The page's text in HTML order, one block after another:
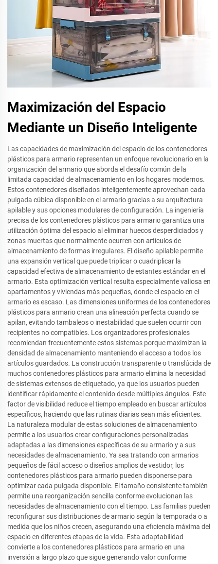
Maximización del Espacio
Mediante un Diseño Inteligente
Las capacidades de maximización del espacio de los contenedores
plásticos para armario representan un enfoque revolucionario en la
organización del armario que aborda el desafío común de la
limitada capacidad de almacenamiento en los hogares modernos.
Estos contenedores diseñados inteligentemente aprovechan cada
pulgada cúbica disponible en el armario gracias a su arquitectura
apilable y sus opciones modulares de configuración. La ingeniería
precisa de los contenedores plásticos para armario garantiza una
utilización óptima del espacio al eliminar huecos desperdiciados y
zonas muertas que normalmente ocurren con artículos de
almacenamiento de formas irregulares. El diseño apilable permite
una expansión vertical que puede triplicar o cuadriplicar la
capacidad efectiva de almacenamiento de estantes estándar en el
armario. Esta optimización vertical resulta especialmente valiosa en
apartamentos y viviendas más pequeñas, donde el espacio en el
armario es escaso. Las dimensiones uniformes de los contenedores
plásticos para armario crean una alineación perfecta cuando se
apilan, evitando tambaleos o inestabilidad que suelen ocurrir con
recipientes no compatibles. Los organizadores profesionales
recomiendan frecuentemente estos sistemas porque maximizan la
densidad de almacenamiento manteniendo el acceso a todos los
artículos guardados. La construcción transparente o translúcida de
muchos contenedores plásticos para armario elimina la necesidad
de sistemas extensos de etiquetado, ya que los usuarios pueden
identificar rápidamente el contenido desde múltiples ángulos. Este
factor de visibilidad reduce el tiempo empleado en buscar artículos
específicos, haciendo que las rutinas diarias sean más eficientes.
La naturaleza modular de estas soluciones de almacenamiento
permite a los usuarios crear configuraciones personalizadas
adaptadas a las dimensiones específicas de su armario y a sus
necesidades de almacenamiento. Ya sea tratando con armarios
pequeños de fácil acceso o diseños amplios de vestidor, los
contenedores plásticos para armario pueden disponerse para
optimizar cada pulgada disponible. El tamaño consistente también
permite una reorganización sencilla conforme evolucionan las
necesidades de almacenamiento con el tiempo. Las familias pueden
reconfigurar sus distribuciones de armario según la temporada o a
medida que los niños crecen, asegurando una eficiencia máxima del
espacio en diferentes etapas de la vida. Esta adaptabilidad
convierte a los contenedores plásticos para armario en una
inversión a largo plazo que sigue generando valor conforme